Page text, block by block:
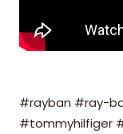
#rayban #ray-
#tommyhilfiger